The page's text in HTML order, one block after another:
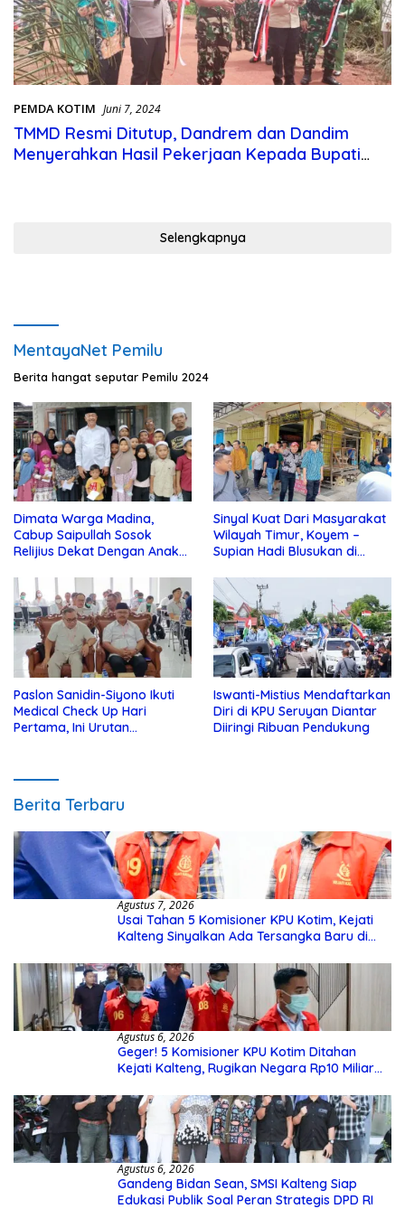
PEMDA KOTIM Juni 7, 2024
TMMD Resmi Ditutup, Dandrem dan Dandim
Menyerahkan Hasil Pekerjaan Kepada Bupati
Selengkapnya
MentayaNet Pemilu
Berita hangat seputar Pemilu 2024
Dimata Warga Madina,
Cabup Saipullah Sosok
Relijius Dekat Dengan Anak
Sinyal Kuat Dari Masyarakat
Wilayah Timur, Koyem –
Supian Hadi Blusukan di
Paslon Sanidin-Siyono Ikuti
Medical Check Up Hari
Pertama, Ini Urutan
Iswanti-Mistius Mendaftarkan
Diri di KPU Seruyan Diantar
Diiringi Ribuan Pendukung
Berita Terbaru
Agustus 7, 2026
Usai Tahan 5 Komisioner KPU Kotim, Kejati
Kalteng Sinyalkan Ada Tersangka Baru di
Agustus 6, 2026
Geger! 5 Komisioner KPU Kotim Ditahan
Kejati Kalteng, Rugikan Negara Rp10 Miliar
Agustus 6, 2026
Gandeng Bidan Sean, SMSI Kalteng Siap
Edukasi Publik Soal Peran Strategis DPD RI